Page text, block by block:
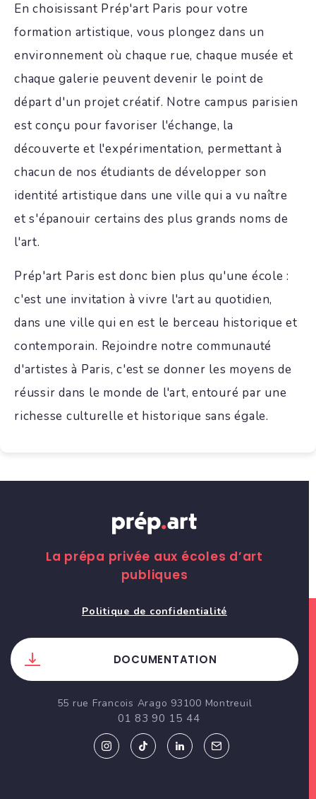
En choisissant Prép'art Paris pour votre
formation artistique, vous plongez dans un
environnement où chaque rue, chaque musée et
chaque galerie peuvent devenir le point de
départ d'un projet créatif. Notre campus parisien
est conçu pour favoriser l'échange, la
découverte et l'expérimentation, permettant à
chacun de nos étudiants de développer son
identité artistique dans une ville qui a vu naître
et s'épanouir certains des plus grands noms de
l'art.
Prép'art Paris est donc bien plus qu'une école :
c'est une invitation à vivre l'art au quotidien,
dans une ville qui en est le berceau historique et
contemporain. Rejoindre notre communauté
d'artistes à Paris, c'est se donner les moyens de
réussir dans le monde de l'art, entouré par une
richesse culturelle et historique sans égale.
La prépa privée aux écoles d’art
publiques
Politique de confidentialité
DOCUMENTATION
55 rue Francois Arago 93100 Montreuil
01 83 90 15 44